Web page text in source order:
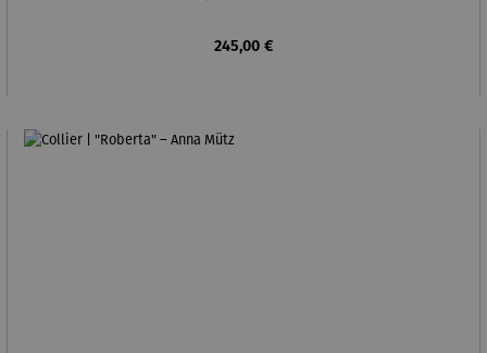
Regulärer Preis:
245,00 €